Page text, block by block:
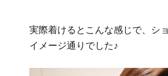
実際着けるとこんな感じで、シ
イメージ通りでした♪